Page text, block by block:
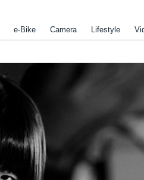
e-Bike Camera Lifestyle